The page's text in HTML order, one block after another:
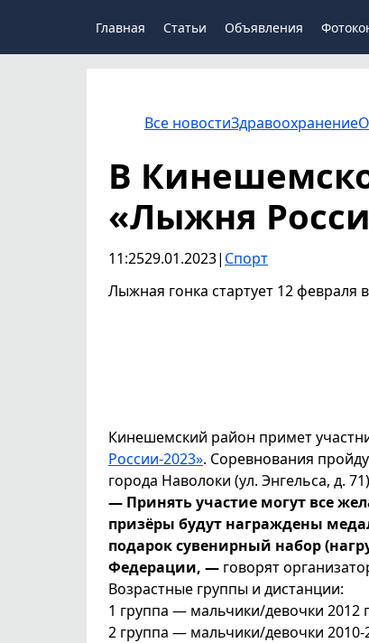
Главная Статьи Объявления
Все новостиЗдравоохранение
В
«Лыжня
11:2529.01.2023| Спорт
Лыжная гонка стартует 12 февраля
Кинешемский район примет
России-2023». Соревнования
города Наволоки (ул. Энгельса, д.
— Принять участие могут все
призёры будут награждены
подарок сувенирный набор
Федерации, — говорят
Возрастные группы и дистанции:
1 группа — мальчики/девочки 2012
2 группа — мальчики/девочки 2010-